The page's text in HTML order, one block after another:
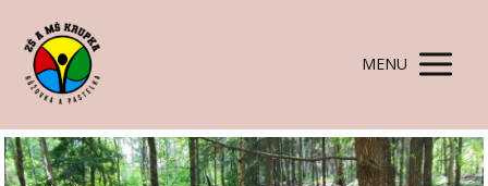
MENU